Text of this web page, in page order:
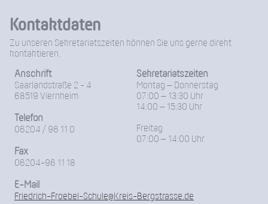
Kontaktdaten
Zu unseren Sekretariatszeiten können Sie uns gerne direkt
kontaktieren.
Anschrift
Saarlandstraße 2 - 4
68519 Viernheim
Telefon
06204 / 96 11 0
Fax
06204-96 11 18
Sekretariatszeiten
Montag – Donnerstag
07:00 – 13:30 Uhr
14:00 – 15:30 Uhr
Freitag
07:00 – 14:00 Uhr
E-Mail
Friedrich-Froebel-Schule@Kreis-Bergstrasse.de